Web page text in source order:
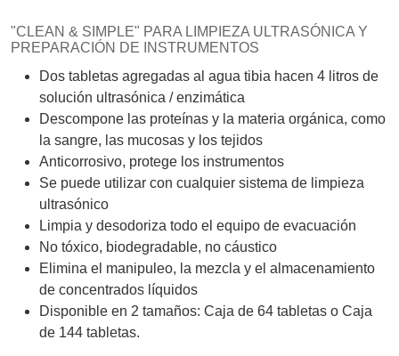
"CLEAN & SIMPLE" PARA LIMPIEZA ULTRASÓNICA Y
PREPARACIÓN DE INSTRUMENTOS
Dos tabletas agregadas al agua tibia hacen 4 litros de
solución ultrasónica / enzimática
Descompone las proteínas y la materia orgánica, como
la sangre, las mucosas y los tejidos
Anticorrosivo, protege los instrumentos
Se puede utilizar con cualquier sistema de limpieza
ultrasónico
Limpia y desodoriza todo el equipo de evacuación
No tóxico, biodegradable, no cáustico
Elimina el manipuleo, la mezcla y el almacenamiento
de concentrados líquidos
Disponible en 2 tamaños: Caja de 64 tabletas o Caja
de 144 tabletas.